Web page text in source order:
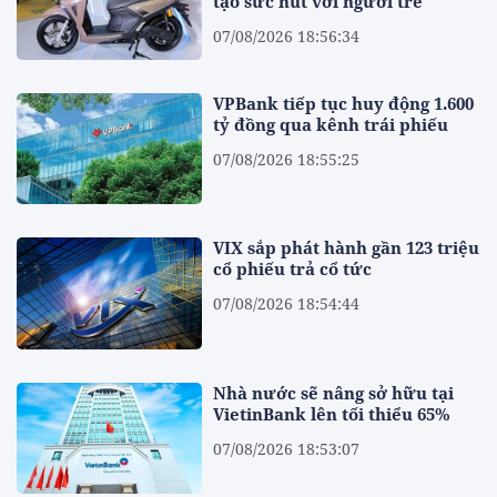
07/08/2026 18:56:34
VPBank tiếp tục huy động 1.600
tỷ đồng qua kênh trái phiếu
07/08/2026 18:55:25
VIX sắp phát hành gần 123 triệu
cổ phiếu trả cổ tức
07/08/2026 18:54:44
Nhà nước sẽ nâng sở hữu tại
VietinBank lên tối thiểu 65%
07/08/2026 18:53:07